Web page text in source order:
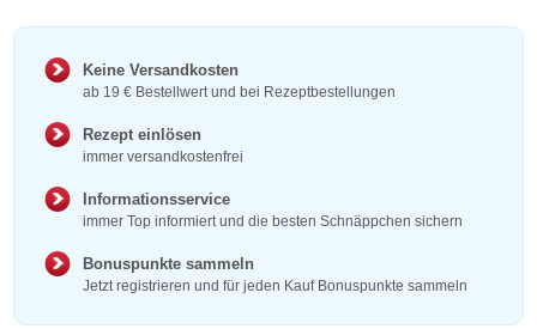
Keine Versandkosten
ab 19 € Bestellwert und bei Rezeptbestellungen
Rezept einlösen
immer versandkostenfrei
Informationsservice
immer Top informiert und die besten Schnäppchen sichern
Bonuspunkte sammeln
Jetzt registrieren und für jeden Kauf Bonuspunkte sammeln